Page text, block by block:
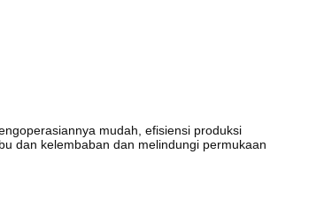
mudah, efisiensi produksi
dan kelembaban dan melindungi permukaan